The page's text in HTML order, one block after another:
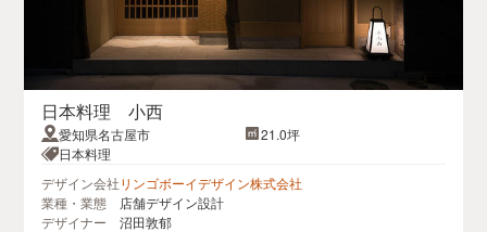
日本料理 小西
愛知県名古屋市
21.0坪
日本料理
デザイン会社リンゴボーイデザイン株式会社
業種・業態
店舗デザイン設計
デザイナー
沼田敦郁